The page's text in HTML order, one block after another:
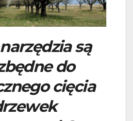
są
do
cięcia